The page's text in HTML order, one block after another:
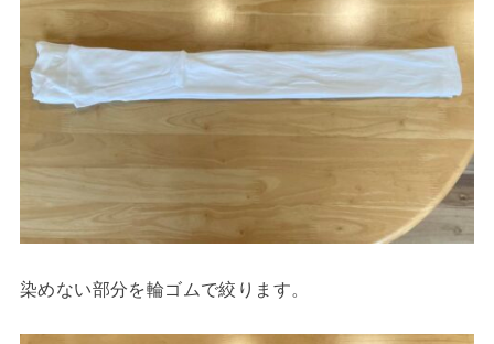
染めない部分を輪ゴムで絞ります。